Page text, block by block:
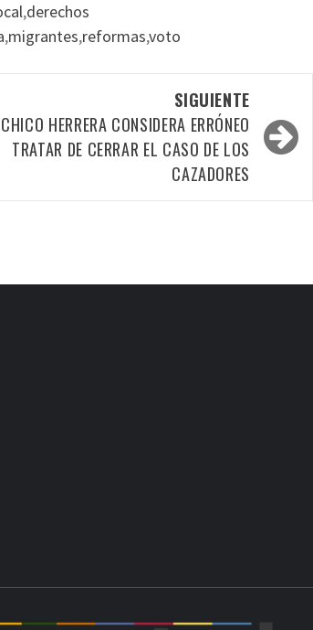
,derechos
,migrantes,reformas,voto
SIGUIENTE
CHICO HERRERA CONSIDERA ERRÓNEO
TRATAR DE CERRAR EL CASO DE LOS
CAZADORES